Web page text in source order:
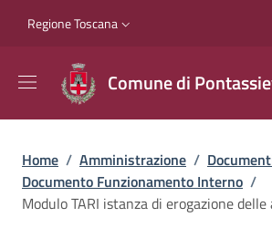
Slim top
Regione Toscana
Comune di
Briciole di pane
Home / Amministrazione /
Documento Funzionamento Interno /
Modulo TARI istanza di erogazione